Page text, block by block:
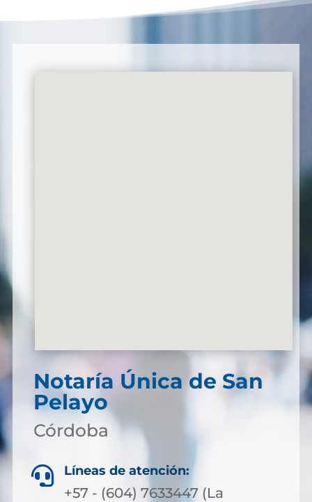
Notaría Única de San
Pelayo
Córdoba
 Líneas de atención:
+57 - (604) 7633447 (La